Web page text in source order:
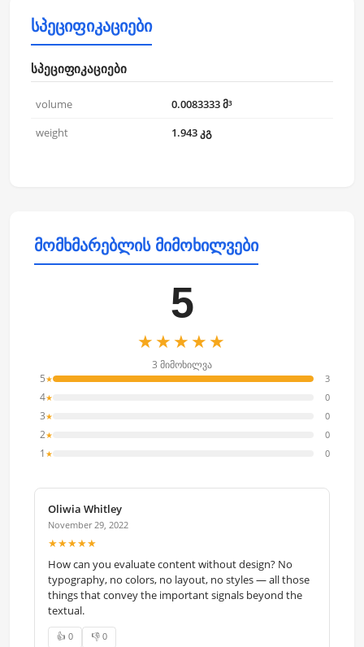
სპეციფიკაციები
სპეციფიკაციები
volume
0.0083333 მ³
weight
1.943 კგ
მომხმარებლის მიმოხილვები
5
★★★★★
3 მიმოხილვა
5★ 3
4★ 0
3★ 0
2★ 0
1 ★ 0
Oliwia Whitley
November 29, 2022
★★★★★
How can you evaluate content without design? No
typography, no colors, no layout, no styles — all those
things that convey the important signals beyond the
textual.
👍 0 👎 0